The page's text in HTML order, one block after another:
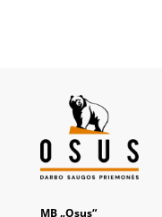
MB „Osus“